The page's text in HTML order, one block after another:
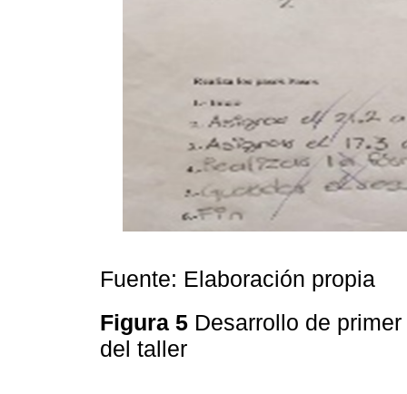
Fuente: Elaboración propia
Figura 5 Desarrollo de
del taller